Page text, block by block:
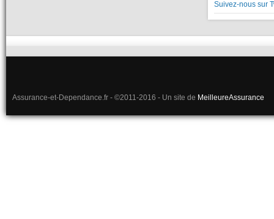
Suivez-nous sur
Assurance-et-Dependance.fr - ©2011-2016 - Un site de MeilleureAssurance